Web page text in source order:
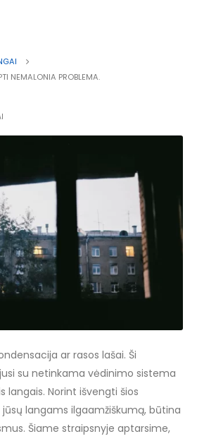
NEMALONIA PROBLEMA.
ar rasos lašai. Ši
su netinkama vėdinimo sistema
langais. Norint išvengti šios
langams ilgaamžiškumą, būtina
Šiame straipsnyje aptarsime,